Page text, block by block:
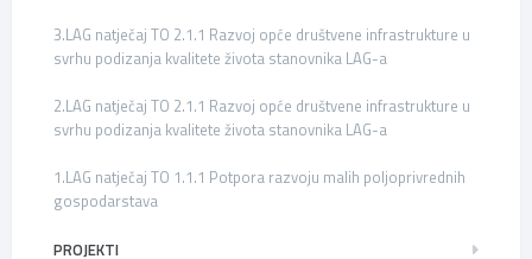
3.LAG natječaj TO 2.1.1 Razvoj opće društvene infrastrukture u
svrhu podizanja kvalitete života stanovnika LAG-a
2.LAG natječaj TO 2.1.1 Razvoj opće društvene infrastrukture u
svrhu podizanja kvalitete života stanovnika LAG-a
1.LAG natječaj TO 1.1.1 Potpora razvoju malih poljoprivrednih
gospodarstava
PROJEKTI